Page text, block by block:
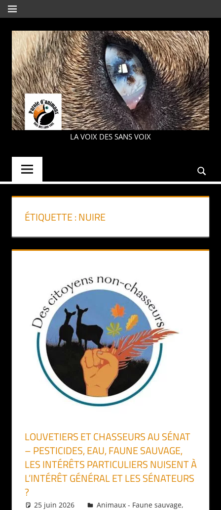
Aller
au
contenu
MENU
PAROLE
LA VOIX DES SANS VOIX
ÉTIQUETTE :NUIRE
LOUVETIERS ET CHASSEURS AU SÉNAT
– PESTICIDES, EAU, FAUNE SAUVAGE,
LES INTÉRÊTS PARTICULIERS NUISENT À
L’INTÉRÊT GÉNÉRAL ET LES SÉNATEURS
?
25 juin 2026 Daniel
Animaux - Faune sauvage,